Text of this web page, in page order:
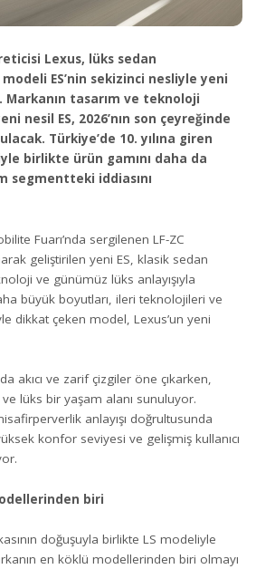
Lexus, lüks sedan
ES’nin sekizinci nesliyle yeni
Markanın tasarım ve teknoloji
nesil ES, 2026’nın son çeyreğinde
Türkiye’de 10. yılına giren
birlikte ürün gamını daha da
segmentteki iddiasını
Fuarı’nda sergilenen LF-ZC
geliştirilen yeni ES, klasik sedan
ve günümüz lüks anlayışıyla
büyük boyutları, ileri teknolojileri ve
dikkat çeken model, Lexus’un yeni
akıcı ve zarif çizgiler öne çıkarken,
lüks bir yaşam alanı sunuluyor.
anlayışı doğrultusunda
konfor seviyesi ve gelişmiş kullanıcı
biri
doğuşuyla birlikte LS modeliyle
en köklü modellerinden biri olmayı